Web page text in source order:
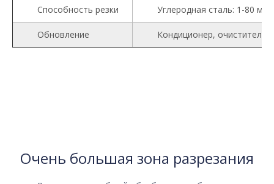
Способность резки Углеродная сталь: 1-80
Обновление Кондиционер, очиститель